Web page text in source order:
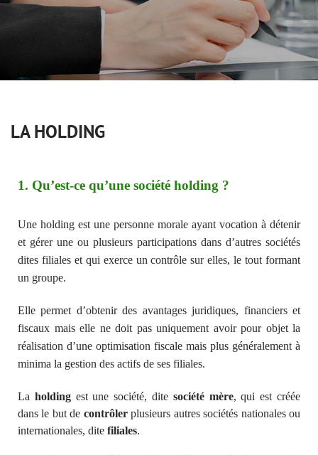
LA HOLDING
1. Qu’est-ce qu’une société holding ?
Une holding est une personne morale ayant vocation à détenir
et gérer une ou plusieurs participations dans d’autres sociétés
dites filiales et qui exerce un contrôle sur elles, le tout formant
un groupe.
Elle permet d’obtenir des avantages juridiques, financiers et
fiscaux mais elle ne doit pas uniquement avoir pour objet la
réalisation d’une optimisation fiscale mais plus généralement à
minima la gestion des actifs de ses filiales.
La holdingest une société, dite société mère, qui est créée
dans le but de contrôlerplusieurs autres sociétés nationales ou
internationales, dite filiales.